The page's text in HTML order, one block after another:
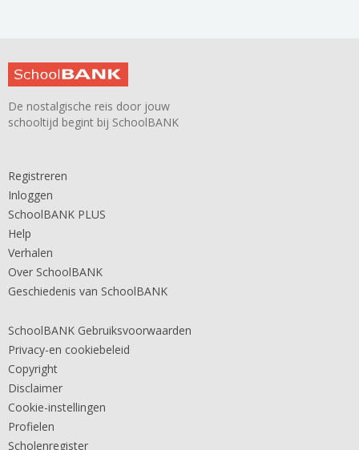
De nostalgische reis door jouw
schooltijd begint bij SchoolBANK
Registreren
Inloggen
SchoolBANK PLUS
Help
Verhalen
Over SchoolBANK
Geschiedenis van SchoolBANK
SchoolBANK Gebruiksvoorwaarden
Privacy-en cookiebeleid
Copyright
Disclaimer
Cookie-instellingen
Profielen
Scholenregister